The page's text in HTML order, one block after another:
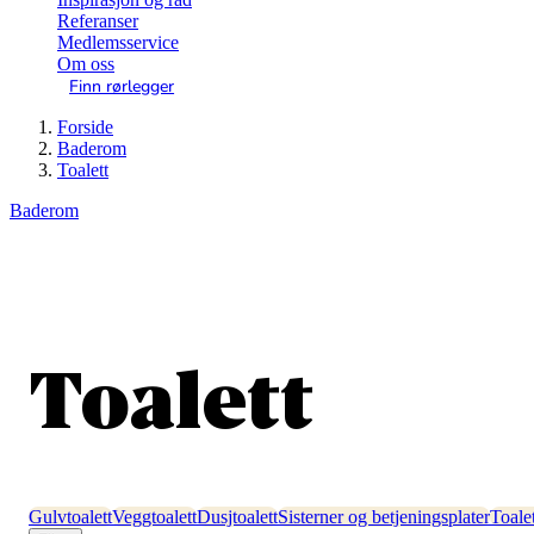
Referanser
Medlemsservice
Om oss
Finn rørlegger
Forside
Baderom
Toalett
Baderom
Toalett
GulvtoalettVeggtoalettDusjtoalettSisterner og betjeningsplater